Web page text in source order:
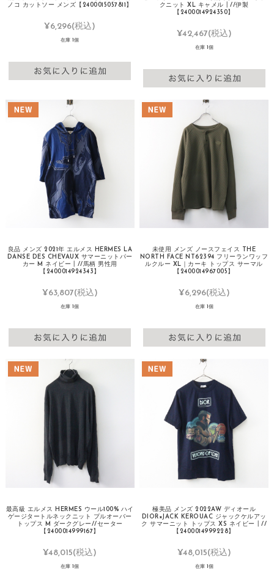
ノコ カットソー メンズ【2400015057811】
¥6,296(税込)
在庫 1個
クニット XL キャメル┃//伊製
【2400014924350】
¥42,467(税込)
在庫 1個
良品 メンズ 2021年 エルメス HERMES LA
DANSE DES CHEVAUX サマーニットパー
カー M ネイビー┃//馬柄 男性用
【2400014924343】
¥63,807(税込)
在庫 1個
未使用 メンズ ノースフェイス THE
NORTH FACE NT62394 フリーランワッフ
ルクルー XL｜カーキ トップス サーマル
【2400014967005】
¥6,296(税込)
在庫 1個
最高級 エルメス HERMES ウール100% ハイ
ゲージタートルネックニット プルオーバー
トップス M ダークグレー//セーター
【2400014999167】
¥48,015(税込)
在庫 1個
極美品 メンズ 2022AW ディオール
DIOR×JACK KEROUAC ジャックケルアッ
ク サマーニット トップス XS ネイビー┃//
【2400014999228】
¥48,015(税込)
在庫 1個